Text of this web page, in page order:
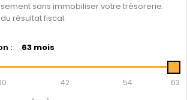
sans immobiliser votre trésorerie.
résultat fiscal.
: 63 mois
42 54
63